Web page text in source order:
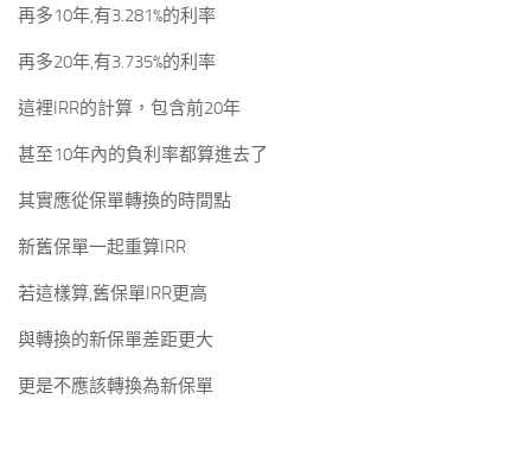
再多10年,有3.281%的利率
再多20年,有3.735%的利率
這裡IRR的計算，包含前20年
甚至10年內的負利率都算進去了
其實應從保單轉換的時間點
新舊保單一起重算IRR
若這樣算,舊保單IRR更高
與轉換的新保單差距更大
更是不應該轉換為新保單